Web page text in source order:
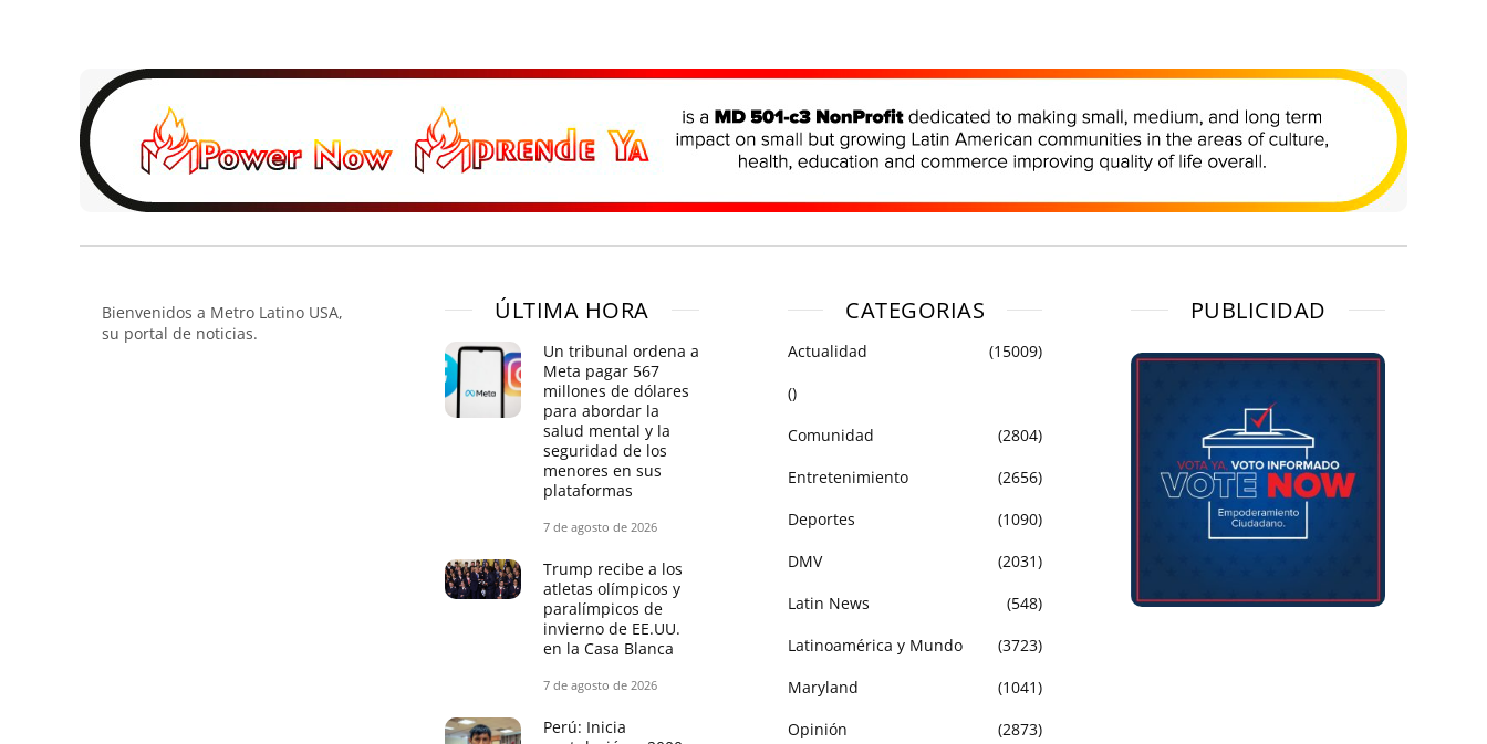
Bienvenidos a Metro Latino USA,
su portal de noticias.
ÚLTIMA HORA
Un tribunal ordena a
Meta pagar 567
millones de dólares
para abordar la
salud mental y la
seguridad de los
menores en sus
plataformas
7 de agosto de 2026
Trump recibe a los
atletas olímpicos y
paralímpicos de
invierno de EE.UU.
en la Casa Blanca
7 de agosto de 2026
Perú: Inicia
CATEGORIAS
Actualidad
(15009)
()
Comunidad
(2804)
Entretenimiento
(2656)
Deportes
(1090)
DMV
(2031)
Latin News
(548)
Latinoamérica y Mundo
(3723)
Maryland
(1041)
Opinión
(2873)
PUBLICIDAD